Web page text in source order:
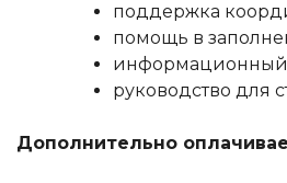
поддержка
помощь в
информационный
руководство для
Дополнительно